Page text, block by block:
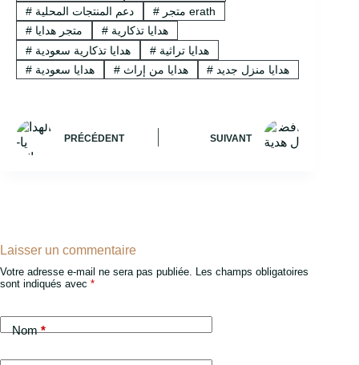
# دعم المنتجات المحلية #
متجر erath
# متجر هدايا # هدايا تذكارية
# هدايا تذكارية سعودية # هدايا تراثية
# هدايا سعودية # هدايا من إراث # هدايا منزل جديد
PRÉCÉDENT SUIVANT
Laisser un commentaire
Votre adresse e-mail ne sera pas publiée. Les champs obligatoires
sont indiqués avec *
Nom*